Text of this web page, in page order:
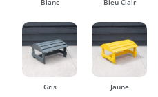
Blanc Bleu Clair
Gris Jaune